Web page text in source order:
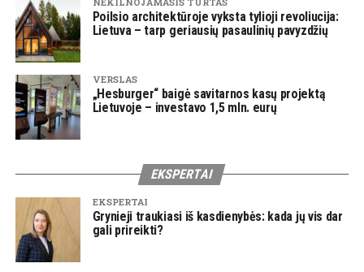
Poilsio architektūroje vyksta tylioji revoliucija:
Lietuva – tarp geriausių pasaulinių pavyzdžių
VERSLAS
„Hesburger“ baigė savitarnos kasų projektą
Lietuvoje – investavo 1,5 mln. eurų
EKSPERTAI
EKSPERTAI
Grynieji traukiasi iš kasdienybės: kada jų vis dar
gali prireikti?